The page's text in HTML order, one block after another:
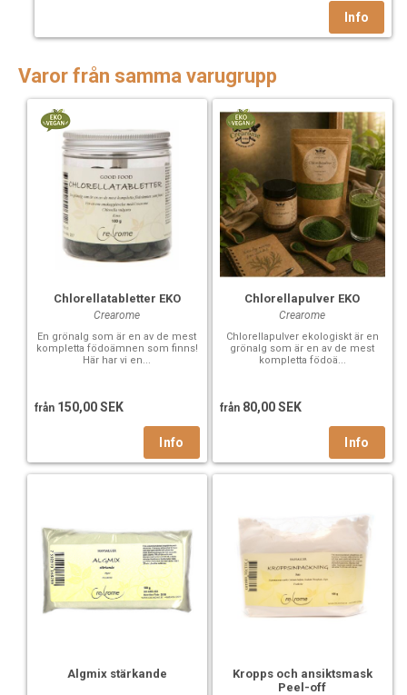
Varor från samma varugrupp
Chlorellatabletter EKO
Crearome
En grönalg som är en av de mest
kompletta födoämnen som finns!
Här har vi en...
från 150,00 SEK
Chlorellapulver EKO
Crearome
Chlorellapulver ekologiskt är en
grönalg som är en av de mest
kompletta födoä...
från 80,00 SEK
Algmix stärkande
Kropps och ansiktsmask
Peel-off